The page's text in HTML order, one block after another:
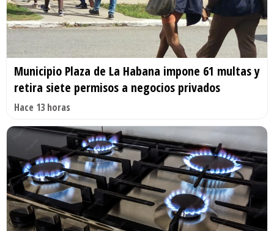
Municipio Plaza de La Habana impone 61 multas y
retira siete permisos a negocios privados
Hace 13 horas